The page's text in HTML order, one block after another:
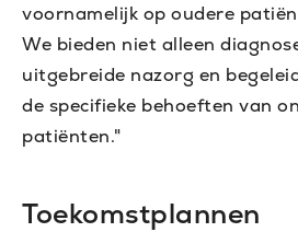
voornamelijk op oudere
We bieden niet alleen
uitgebreide nazorg en
de specifieke behoeften van
patiënten."
Toekomstplannen